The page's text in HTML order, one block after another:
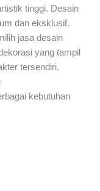
tinggi. Desain
dan eksklusif.
jasa desain
yang tampil
tersendiri.
kebutuhan